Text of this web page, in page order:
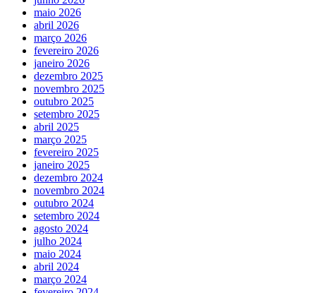
maio 2026
abril 2026
março 2026
fevereiro 2026
janeiro 2026
dezembro 2025
novembro 2025
outubro 2025
setembro 2025
abril 2025
março 2025
fevereiro 2025
janeiro 2025
dezembro 2024
novembro 2024
outubro 2024
setembro 2024
agosto 2024
julho 2024
maio 2024
abril 2024
março 2024